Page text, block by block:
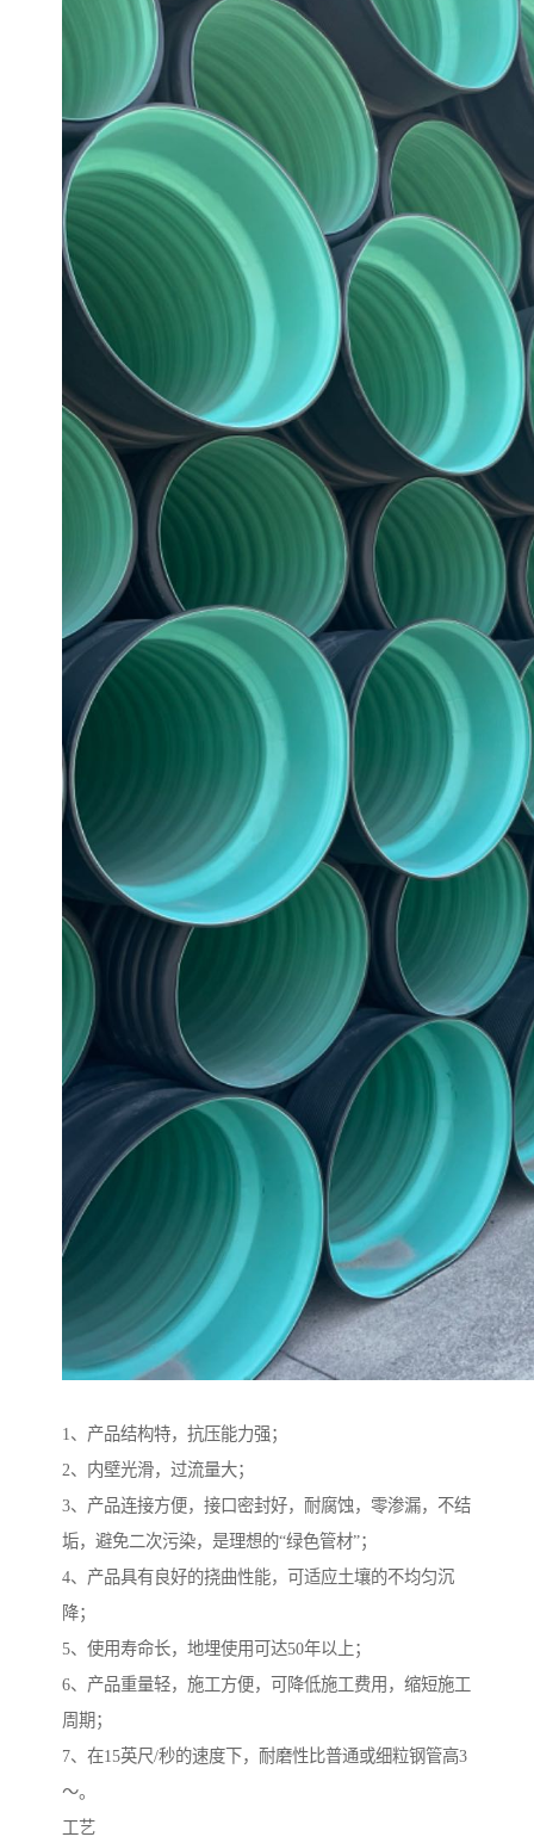
1、产品结构特，抗压能力强；
2、内壁光滑，过流量大；
3、产品连接方便，接口密封好，耐腐蚀，零渗漏，不结
垢，避免二次污染，是理想的“绿色管材”；
4、产品具有良好的挠曲性能，可适应土壤的不均匀沉
降；
5、使用寿命长，地埋使用可达50年以上；
6、产品重量轻，施工方便，可降低施工费用，缩短施工
周期；
7、在15英尺/秒的速度下，耐磨性比普通或细粒钢管高3
～。
工艺